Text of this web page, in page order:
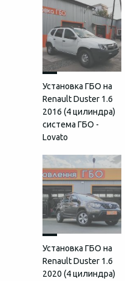
Установка ГБО на
Renault Duster 1.6
2016 (4 цилиндра)
система ГБО -
Lovato
Установка ГБО на
Renault Duster 1.6
2020 (4 цилиндра)